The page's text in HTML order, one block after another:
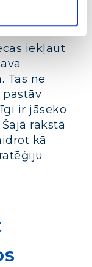
iekļaut
Tas ne
ir jāseko
rakstā
kā